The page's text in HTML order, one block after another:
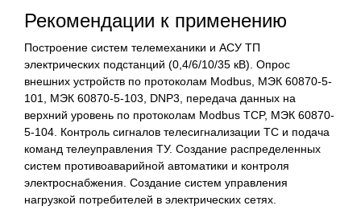
Рекомендации к применению
Построение систем телемеханики и АСУ ТП
электрических подстанций (0,4/6/10/35 кВ). Опрос
внешних устройств по протоколам Modbus, МЭК 60870-5-
101, МЭК 60870-5-103, DNP3, передача данных на
верхний уровень по протоколам Modbus TCP, МЭК 60870-
5-104. Контроль сигналов телесигнализации ТС и подача
команд телеуправления ТУ. Создание распределенных
систем противоаварийной автоматики и контроля
электроснабжения. Создание систем управления
нагрузкой потребителей в электрических сетях.